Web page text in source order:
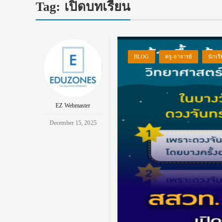
Tag: เปิดบทเรียน
EZ Webmaster
December 15, 2025
BLOG ครู-อาจารย์ นักเรี